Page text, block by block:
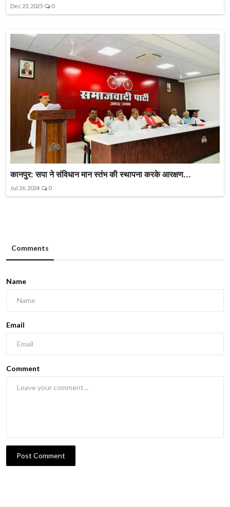
Dec 23, 2025 0
कानपुर: सपा ने संविधान मान स्तंभ की स्थापना करके आरक्षण...
Jul 26, 2024 0
Comments
Name
Email
Comment
Post Comment